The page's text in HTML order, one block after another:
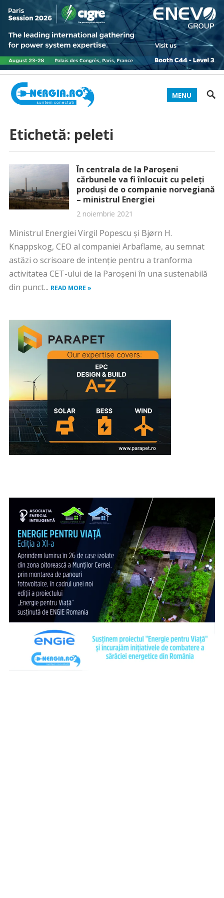
MENU
Etichetă: peleti
În centrala de la Paroșeni
cărbunele va fi înlocuit cu peleți
produși de o companie norvegiană
– ministrul Energiei
2 noiembrie 2021
Ministrul Energiei Virgil Popescu și Bjørn H.
Knappskog, CEO al companiei Arbaflame, au semnat
astăzi o scrisoare de intenție pentru a tranforma
activitatea CET-ului de la Paroșeni în una sustenabilă
din punct... READ MORE »